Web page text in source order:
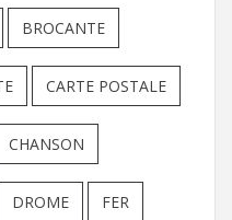
BROCANTE
CARTE POSTALE
CHANSON
DROME FER